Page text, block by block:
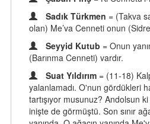
Sadık Türkmen = (Takva
olan) Me’va Cenneti onun
Seyyid Kutub = Onun
(Barınma Cenneti) vardır.
Suat Yıldırım = (11-18)
yalanlamadı. O'nun gördükleri
tartışıyor musunuz? Andolsun
inişte de görmüştü. Son sınır